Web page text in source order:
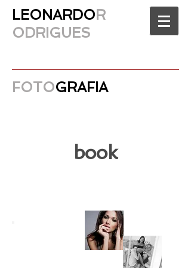
LEONARDO R
ODRIGUES
FOTOGRAFIA
book